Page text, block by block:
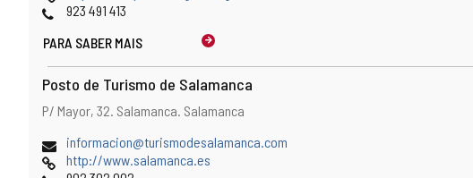
no
mapa
web
Telefones
923 491 413
PARA SABER MAIS
Posto de Turismo de Salamanca
Endereço
localização
no
mapa
Endereço
P/ Mayor, 32. Salamanca. Salamanca
Endereço
de
informacion@turismodesalamanca.com
Paginahttp://www.salamanca.es